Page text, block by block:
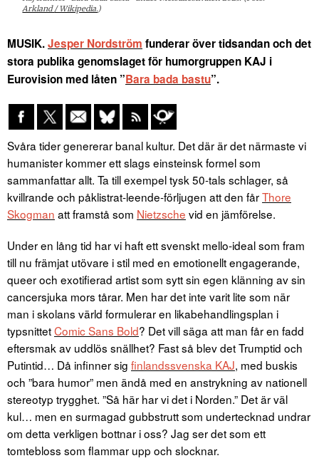
Arkland / Wikipedia.)
MUSIK.Jesper Nordström funderar över tidsandan och det
stora publika genomslaget för humorgruppen KAJ i
Eurovision med låten ”Bara bada bastu”.
Svåra tider genererar banal kultur. Det där är det närmaste vi
humanister kommer ett slags einsteinsk formel som
sammanfattar allt. Ta till exempel tysk 50-tals schlager, så
kvillrande och påklistrat-leende-förljugen att den fårThore
Skogman att framstå som Nietzsche vid en jämförelse.
Under en lång tid har vi haft ett svenskt mello-ideal som fram
till nu främjat utövare i stil med en emotionellt engagerande,
queer och exotifierad artist som sytt sin egen klänning av sin
cancersjuka mors tårar. Men har det inte varit lite som när
man i skolans värld formulerar en likabehandlingsplan i
typsnittetComic Sans Bold? Det vill säga att man får en fadd
eftersmak av uddlös snällhet? Fast så blev det Trumptid och
Putintid… Då infinner sig finlandssvenska KAJ, med buskis
och ”bara humor” men ändå med en anstrykning av nationell
stereotyp trygghet. ”Så här har vi det i Norden.” Det är väl
kul… men en surmagad gubbstrutt som undertecknad undrar
om detta verkligen bottnar i oss? Jag ser det som ett
tomtebloss som flammar upp och slocknar.